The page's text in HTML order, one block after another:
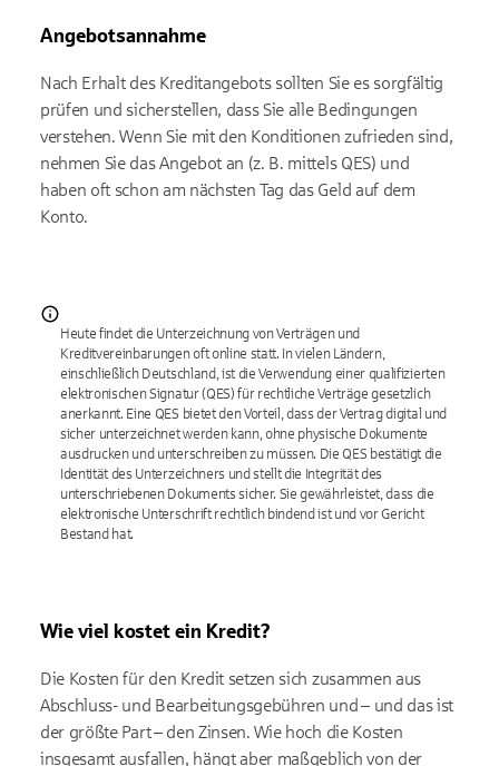
Angebotsannahme
Nach Erhalt des Kreditangebots sollten Sie es sorgfältig
prüfen und sicherstellen, dass Sie alle Bedingungen
verstehen. Wenn Sie mit den Konditionen zufrieden sind,
nehmen Sie das Angebot an (z. B. mittels QES) und
haben oft schon am nächsten Tag das Geld auf dem
Konto.
Heute findet die Unterzeichnung von Verträgen und
Kreditvereinbarungen oft online statt. In vielen Ländern,
einschließlich Deutschland, ist die Verwendung einer qualifizierten
elektronischen Signatur (QES) für rechtliche Verträge gesetzlich
anerkannt. Eine QES bietet den Vorteil, dass der Vertrag digital und
sicher unterzeichnet werden kann, ohne physische Dokumente
ausdrucken und unterschreiben zu müssen. Die QES bestätigt die
Identität des Unterzeichners und stellt die Integrität des
unterschriebenen Dokuments sicher. Sie gewährleistet, dass die
elektronische Unterschrift rechtlich bindend ist und vor Gericht
Bestand hat.
Wie viel kostet ein Kredit?
Die Kosten für den Kredit setzen sich zusammen aus
Abschluss- und Bearbeitungsgebühren und – und das ist
der größte Part – den Zinsen. Wie hoch die Kosten
insgesamt ausfallen, hängt aber maßgeblich von der